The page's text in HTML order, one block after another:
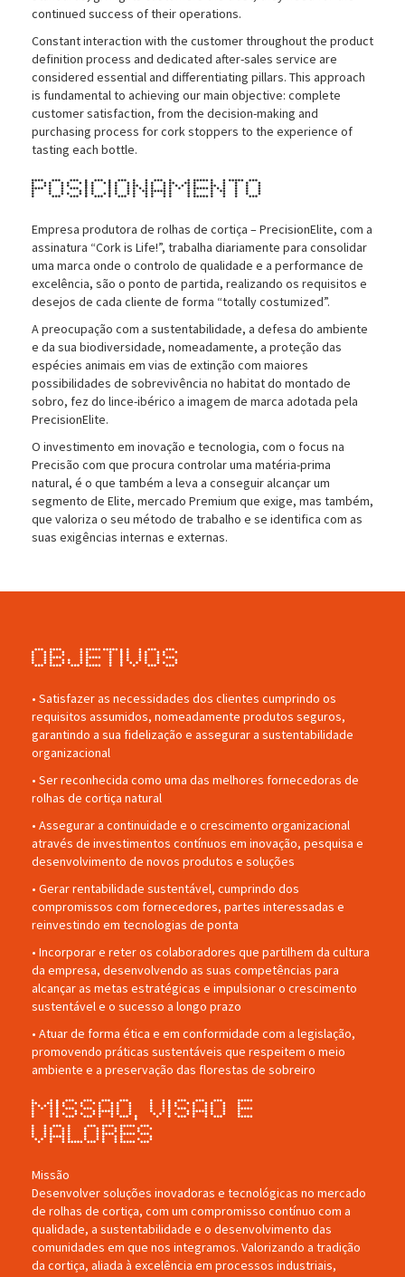
continued success of their operations.
Constant interaction with the customer throughout the product
definition process and dedicated after-sales service are
considered essential and differentiating pillars. This approach
is fundamental to achieving our main objective: complete
customer satisfaction, from the decision-making and
purchasing process for cork stoppers to the experience of
tasting each bottle.
Posicionamento
Empresa produtora de rolhas de cortiça – PrecisionElite, com a
assinatura “Cork is Life!”, trabalha diariamente para consolidar
uma marca onde o controlo de qualidade e a performance de
excelência, são o ponto de partida, realizando os requisitos e
desejos de cada cliente de forma “totally costumized”.
A preocupação com a sustentabilidade, a defesa do ambiente
e da sua biodiversidade, nomeadamente, a proteção das
espécies animais em vias de extinção com maiores
possibilidades de sobrevivência no habitat do montado de
sobro, fez do lince-ibérico a imagem de marca adotada pela
PrecisionElite.
O investimento em inovação e tecnologia, com o focus na
Precisão com que procura controlar uma matéria-prima
natural, é o que também a leva a conseguir alcançar um
segmento de Elite, mercado Premium que exige, mas também,
que valoriza o seu método de trabalho e se identifica com as
suas exigências internas e externas.
Objetivos
• Satisfazer as necessidades dos clientes cumprindo os
requisitos assumidos, nomeadamente produtos seguros,
garantindo a sua fidelização e assegurar a sustentabilidade
organizacional
• Ser reconhecida como uma das melhores fornecedoras de
rolhas de cortiça natural
• Assegurar a continuidade e o crescimento organizacional
através de investimentos contínuos em inovação, pesquisa e
desenvolvimento de novos produtos e soluções
• Gerar rentabilidade sustentável, cumprindo dos
compromissos com fornecedores, partes interessadas e
reinvestindo em tecnologias de ponta
• Incorporar e reter os colaboradores que partilhem da cultura
da empresa, desenvolvendo as suas competências para
alcançar as metas estratégicas e impulsionar o crescimento
sustentável e o sucesso a longo prazo
• Atuar de forma ética e em conformidade com a legislação,
promovendo práticas sustentáveis que respeitem o meio
ambiente e a preservação das florestas de sobreiro
Missao, Visao e
Valores
Missão
Desenvolver soluções inovadoras e tecnológicas no mercado
de rolhas de cortiça, com um compromisso contínuo com a
qualidade, a sustentabilidade e o desenvolvimento das
comunidades em que nos integramos. Valorizando a tradição
da cortiça, aliada à excelência em processos industriais,